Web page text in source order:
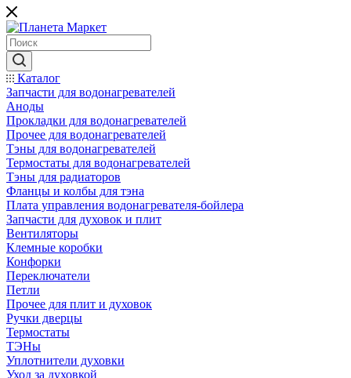
Каталог
Запчасти для водонагревателей
Аноды
Прокладки для водонагревателей
Прочее для водонагревателей
Тэны для водонагревателей
Термостаты для водонагревателей
Тэны для радиаторов
Фланцы и колбы для тэна
Плата управления водонагревателя-бойлера
Запчасти для духовок и плит
Вентиляторы
Клемные коробки
Конфорки
Переключатели
Петли
Прочее для плит и духовок
Ручки дверцы
Термостаты
ТЭНы
Уплотнители духовки
Уход за духовкой